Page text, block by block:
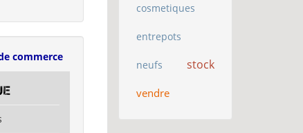
commerce
cosmetiques
entrepots
neufs stock
vendre